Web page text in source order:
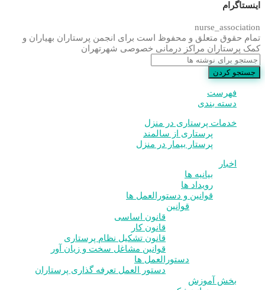
اینستاگرام
nurse_association
تمام حقوق متعلق و محفوظ است برای انجمن پرستاران بهیاران و
کمک پرستاران مراکز درمانی خصوصی شهرتهران
جستجو کردن
فهرست
دسته بندی
خدمات پرستاری در منزل
پرستاری از سالمند
پرستار بیمار در منزل
اخبار
بیانیه ها
رویداد ها
قوانین و دستورالعمل ها
قوانین
قانون اساسی
قانون کار
قانون تشکیل نظام پرستاری
قوانین مشاغل سخت و زیان آور
دستورالعمل ها
دستور العمل تعرفه گذاری پرستاران
بخش آموزش